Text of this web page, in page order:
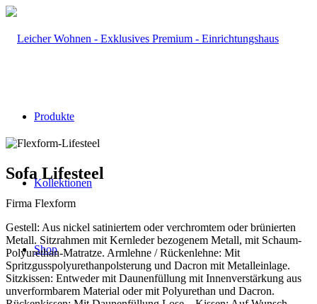
Produkte
Kollektionen
Shop
Sofa Lifesteel
Firma Flexform
Gestell: Aus nickel satiniertem oder verchromtem oder brünierten
Metall. Sitzrahmen mit Kernleder bezogenem Metall, mit Schaum-
Polyurethan-Matratze. Armlehne / Rückenlehne: Mit
Spritzgusspolyurethanpolsterung und Dacron mit Metalleinlage.
Sitzkissen: Entweder mit Daunenfüllung mit Innenverstärkung aus
unverformbarem Material oder mit Polyurethan und Dacron.